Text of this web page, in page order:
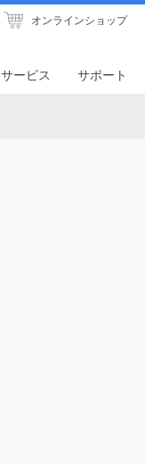
オンラインショップ
サービス サポート